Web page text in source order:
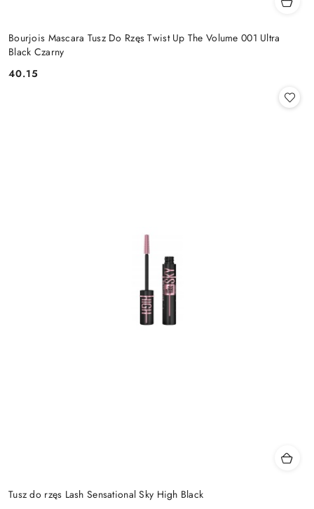
Bourjois Mascara Tusz Do Rzęs Twist Up The Volume 001 Ultra
Black Czarny
Cena:
40.15
Tusz do rzęs Lash Sensational Sky High Black